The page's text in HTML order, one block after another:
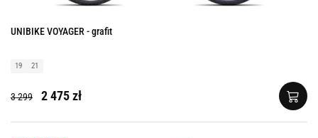
UNIBIKE VOYAGER - grafit
19 21
3 299 2 475 zł